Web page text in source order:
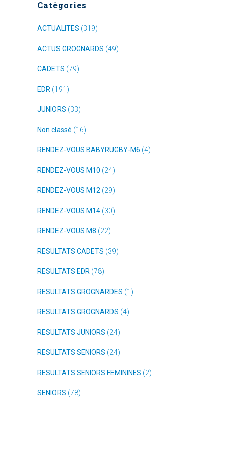
Catégories
ACTUALITES (319)
ACTUS GROGNARDS (49)
CADETS (79)
EDR (191)
JUNIORS (33)
Non classé (16)
RENDEZ-VOUS BABYRUGBY-M6 (4)
RENDEZ-VOUS M10 (24)
RENDEZ-VOUS M12 (29)
RENDEZ-VOUS M14 (30)
RENDEZ-VOUS M8 (22)
RESULTATS CADETS (39)
RESULTATS EDR (78)
RESULTATS GROGNARDES (1)
RESULTATS GROGNARDS (4)
RESULTATS JUNIORS (24)
RESULTATS SENIORS (24)
RESULTATS SENIORS FEMININES (2)
SENIORS (78)